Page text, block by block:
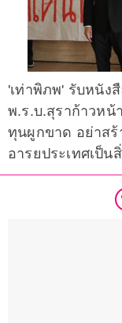
'เท่าพิภพ' รับหนัง
พ.ร.บ.สุราก้าวหน้
ทุนผูกขาด อย่าสร้
อารยประเทศเป็น